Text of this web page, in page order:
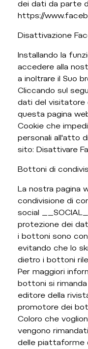
dei dati da parte
https://
Disattivazione
Installando la
accedere alla
a inoltrare il Suo
Cliccando sul
dati del visitatore
questa pagina
Cookie che
personali all'atto
sito: Disattivare
Bottoni di
La nostra pagina
condivisione di
social
protezione dei
i bottoni sono
evitando che lo
dietro i bottoni
Per maggiori
bottoni si
editore della
promotore dei
Coloro che
vengono
delle piattaforme